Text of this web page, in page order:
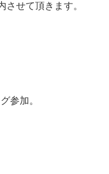
せて頂きます。
参加。